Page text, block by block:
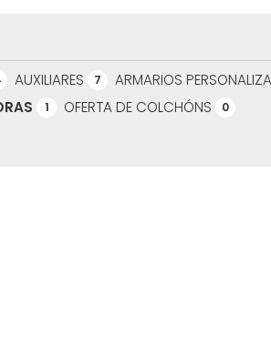
AUXILIARES 7 ARMARIOS
1 OFERTA DE COLCHÓNS 0